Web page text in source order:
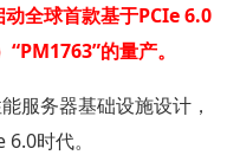
全球首款基于PCIe 6.0
的量产。
服务器基础设施设计，
时代。